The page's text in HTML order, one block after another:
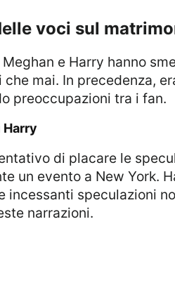
voci sul
che mai. In precedenza,
preoccupazioni tra i fan.
Harry
un evento a New York.
incessanti speculazioni
narrazioni.